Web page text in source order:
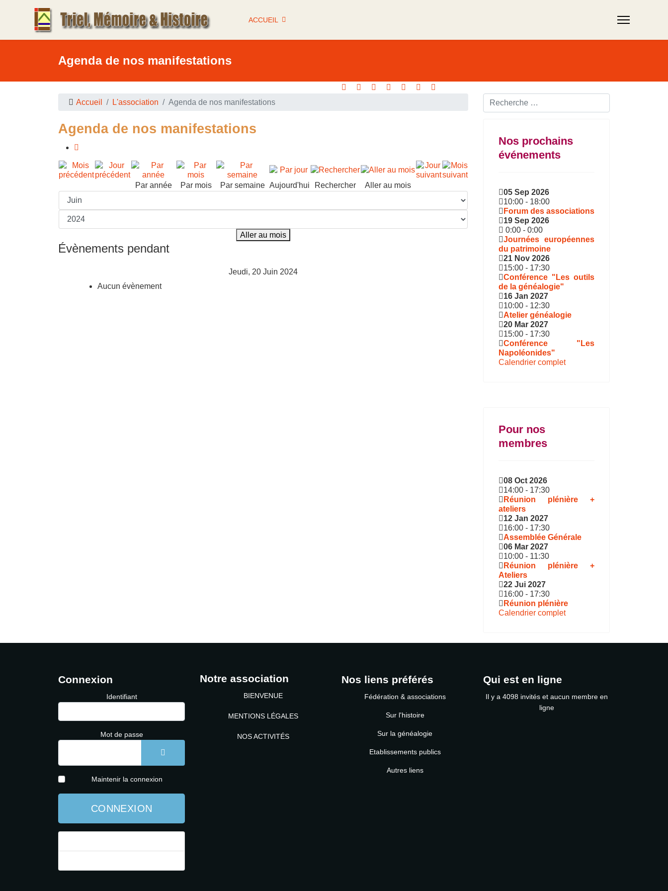
ACCUEIL
Agenda de nos manifestations
Accueil L'association Agenda de nos manifestations
Rechercher ...
Agenda de nos manifestations
Par année Par mois Par semaine Aujourd'hui Rechercher Aller au mois
Aller au mois
Évènements pendant
Jeudi, 20 Juin 2024
Aucun évènement
Nos prochains
événements
05 Sep 2026
10:00 - 18:00
Forum des associations
19 Sep 2026
0:00 - 0:00
Journées européennes
du patrimoine
21 Nov 2026
15:00 - 17:30
Conférence "Les outils
de la généalogie"
16 Jan 2027
10:00 - 12:30
Atelier généalogie
20 Mar 2027
15:00 - 17:30
Conférence "Les
Napoléonides"
Calendrier complet
Pour nos
membres
08 Oct 2026
14:00 - 17:30
Réunion plénière +
ateliers
12 Jan 2027
16:00 - 17:30
Assemblée Générale
06 Mar 2027
10:00 - 11:30
Réunion plénière +
Ateliers
22 Jui 2027
16:00 - 17:30
Réunion plénière
Calendrier complet
Connexion
Identifiant
Mot de passe
AFFICHER LE MOT DE PASSE
Maintenir la connexion
CONNEXION
Notre association
BIENVENUE
MENTIONS LÉGALES
NOS ACTIVITÉS
Nos liens préférés
Fédération & associations
Sur l'histoire
Sur la généalogie
Etablissements publics
Autres liens
Qui est en ligne
Il y a 4098 invités et aucun membre en
ligne